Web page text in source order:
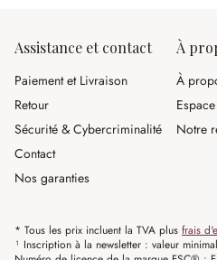
Assistance et contact
Paiement et Livraison
Retour
Sécurité & Cybercriminalité
Contact
Nos garanties
À
À
Notre
* Tous les prix incluent la TVA plus frais
¹ Inscription à la newsletter : valeur